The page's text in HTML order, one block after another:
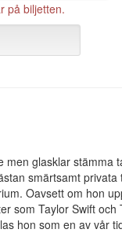
på biljetten.
men glasklar stämma
smärtsamt privata
Oavsett om hon
som Taylor Swift och
hon som en av vår